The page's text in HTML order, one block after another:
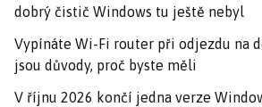
dobrý čistič Windows tu ještě nebyl
Vypínáte Wi-Fi router při odjezdu na
jsou důvody, proč byste měli
V říjnu 2026 končí jedna verze